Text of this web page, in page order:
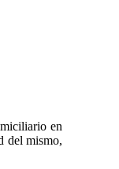
en
del mismo,